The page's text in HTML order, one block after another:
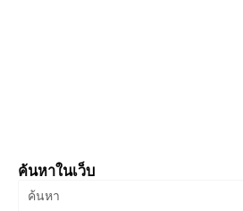
ค้นหาในเว็บ